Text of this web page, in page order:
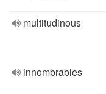
multitudinous
innombrables